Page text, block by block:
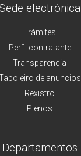
Sede electrónica
Trámites
Perfil contratante
Transparencia
de anuncios
Rexistro
Plenos
Departamentos